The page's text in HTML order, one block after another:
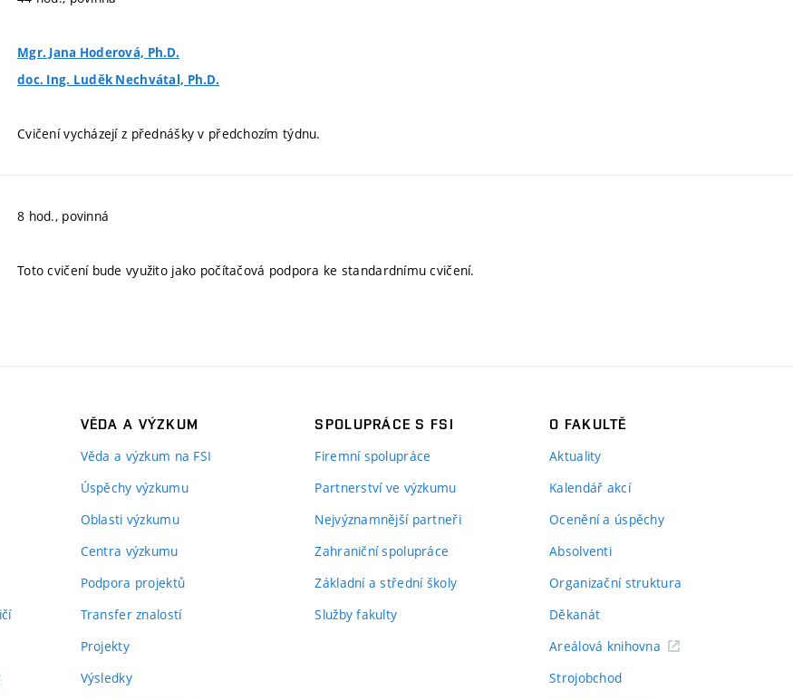
Mgr. Jana Hoderová, Ph.D.
doc. Ing. Luděk Nechvátal, Ph.D.
Cvičení vycházejí z přednášky v předchozím týdnu.
8 hod., povinná
Toto cvičení bude využito jako počítačová podpora ke standardnímu cvičení.
VĚDA A VÝZKUM
Věda a výzkum na FSI
Úspěchy výzkumu
Oblasti výzkumu
Centra výzkumu
Podpora projektů
Transfer znalostí
Projekty
Výsledky
SPOLUPRÁCE S FSI
Firemní spolupráce
Partnerství ve výzkumu
Nejvýznamnější partneři
Zahraniční spolupráce
Základní a střední školy
Služby fakulty
O FAKULTĚ
Aktuality
Kalendář akcí
Ocenění a úspěchy
Absolventi
Organizační struktura
Děkanát
Areálová knihovna
Strojobchod